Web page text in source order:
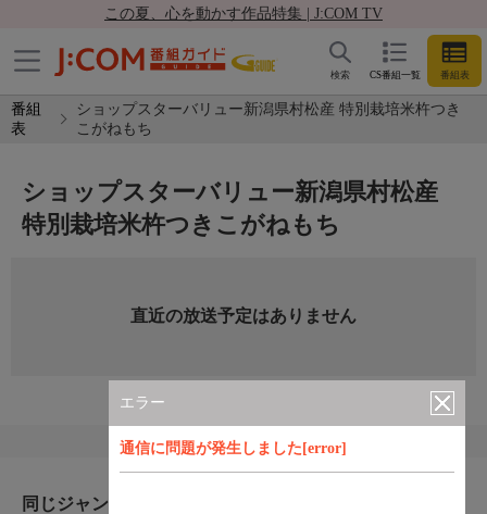
この夏、心を動かす作品特集 | J:COM TV
CS番組一覧 番組表
検索
番組
表
ショップスターバリュー新潟県村松産 特別栽培米杵つき
こがねもち
エラー
通信に問題が発生しました[error]
ショップスターバリュー新潟県村松産
特別栽培米杵つきこがねもち
直近の放送予定はありません
同じジャンルのおすすめ番組